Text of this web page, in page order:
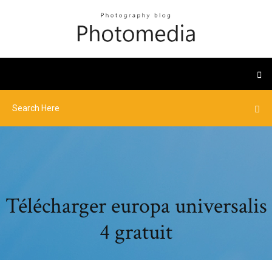
Télécharger europa universalis
4 gratuit